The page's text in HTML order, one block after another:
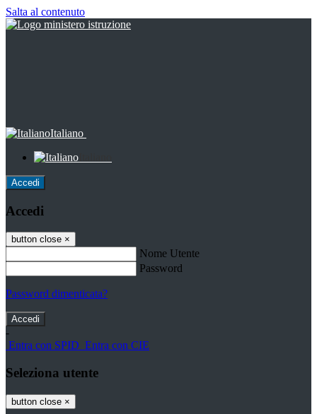
Salta al contenuto
Italiano
Accedi
Accedi
button close ×
Nome Utente
Password
Password dimenticata?
-
Entra con SPID Entra con CIE
Seleziona utente
button close ×